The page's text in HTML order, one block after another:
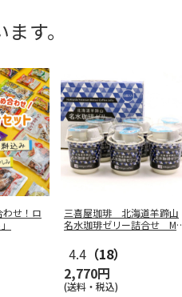
す。
わせ！ロ
三喜屋珈琲 北海道羊蹄山
名水珈琲ゼリー詰合せ MC
4.4 （18）
2,770円
(送料・税込)